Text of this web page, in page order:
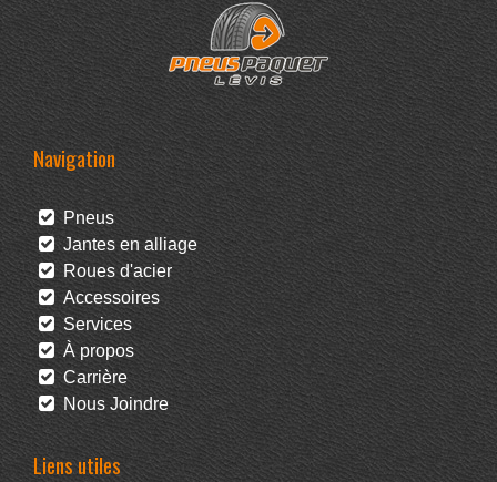
Navigation
Pneus
Jantes en alliage
Roues d'acier
Accessoires
Services
À propos
Carrière
Nous Joindre
Liens utiles